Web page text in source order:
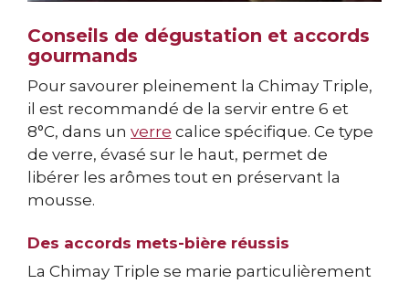
Conseils de dégustation et accords
gourmands
Pour savourer pleinement la Chimay Triple,
il est recommandé de la servir entre 6 et
8°C, dans un verre calice spécifique. Ce type
de verre, évasé sur le haut, permet de
libérer les arômes tout en préservant la
mousse.
Des accords mets-bière réussis
La Chimay Triple se marie particulièrement